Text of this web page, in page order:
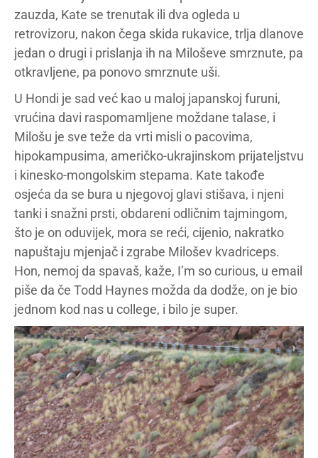
zauzda, Kate se trenutak ili dva ogleda u
retrovizoru, nakon čega skida rukavice, trlja dlanove
jedan o drugi i prislanja ih na Miloševe smrznute, pa
otkravljene, pa ponovo smrznute uši.
U Hondi je sad već kao u maloj japanskoj furuni,
vrućina davi raspomamljene moždane talase, i
Milošu je sve teže da vrti misli o pacovima,
hipokampusima, američko-ukrajinskom prijateljstvu
i kinesko-mongolskim stepama. Kate takođe
osjeća da se bura u njegovoj glavi stišava, i njeni
tanki i snažni prsti, obdareni odličnim tajmingom,
što je on oduvijek, mora se reći, cijenio, nakratko
napuštaju mjenjač i zgrabe Milošev kvadriceps.
Hon, nemoj da spavaš, kaže, I’m so curious, u email
piše da če Todd Haynes možda da dodže, on je bio
jednom kod nas u college, i bilo je super.